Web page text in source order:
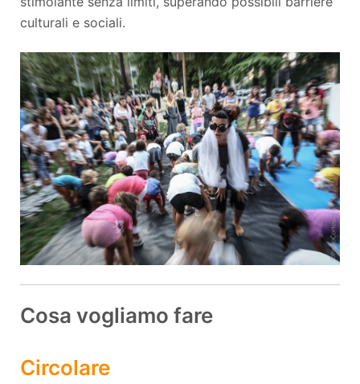
culturali e sociali.
Cosa vogliamo fare
Circolare